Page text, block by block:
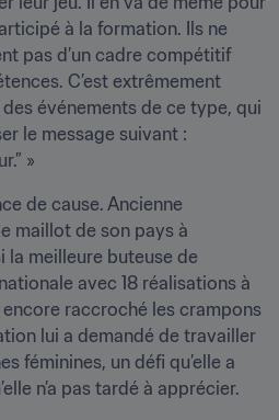
à la formation. Ils ne
pas d’un cadre compétitif
C’est extrêmement
événements de ce type, qui
le message suivant :
»
de cause. Ancienne
maillot de son pays à
la meilleure buteuse de
avec 18 réalisations à
encore raccroché les crampons
lui a demandé de travailler
féminines, un défi qu’elle a
n’a pas tardé à apprécier.